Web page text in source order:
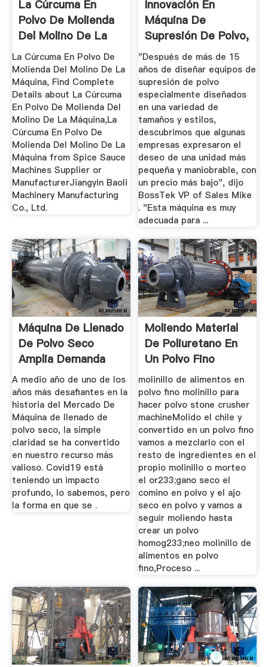
La Cúrcuma En
Polvo De Molienda
Del Molino De La
Máquina ...
La Cúrcuma En Polvo De
Molienda Del Molino De La
Máquina, Find Complete
Details about La Cúrcuma
En Polvo De Molienda Del
Molino De La Máquina,La
Cúrcuma En Polvo De
Molienda Del Molino De La
Máquina from Spice Sauce
Machines Supplier or
ManufacturerJiangyin Baoli
Machinery Manufacturing
Co., Ltd.
Innovación En
Máquina De
Supresión De Polvo,
DustBoss Atom
"Después de más de 15
años de diseñar equipos de
supresión de polvo
especialmente diseñados
en una variedad de
tamaños y estilos,
descubrimos que algunas
empresas expresaron el
deseo de una unidad más
pequeña y maniobrable, con
un precio más bajo", dijo
BossTek VP of Sales Mike
. "Esta máquina es muy
adecuada para ...
Máquina De Llenado
De Polvo Seco
Amplia Demanda
Del ...
A medio año de uno de los
años más desafiantes en la
historia del Mercado De
Máquina de llenado de
polvo seco, la simple
claridad se ha convertido
en nuestro recurso más
valioso. Covid19 está
teniendo un impacto
profundo, lo sabemos, pero
la forma en que se .
Moliendo Material
De Poliuretano En
Un Polvo Fino
molinillo de alimentos en
polvo fino molinillo para
hacer polvo stone crusher
machineMolido el chile y
convertido en un polvo fino
vamos a mezclarlo con el
resto de ingredientes en el
propio molinillo o morteo
el or233;gano seco el
comino en polvo y el ajo
seco en polvo y vamos a
seguir moliendo hasta
crear un polvo
homog233;neo molinillo de
alimentos en polvo
fino,Proceso ...